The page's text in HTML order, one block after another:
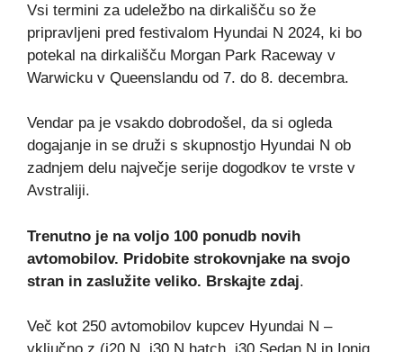
Vsi termini za udeležbo na dirkališču so že
pripravljeni pred festivalom Hyundai N 2024, ki bo
potekal na dirkališču Morgan Park Raceway v
Warwicku v Queenslandu od 7. do 8. decembra.
Vendar pa je vsakdo dobrodošel, da si ogleda
dogajanje in se druži s skupnostjo Hyundai N ob
zadnjem delu največje serije dogodkov te vrste v
Avstraliji.
Trenutno je na voljo 100 ponudb novih
avtomobilov. Pridobite strokovnjake na svojo
stran in zaslužite veliko. Brskajte zdaj.
Več kot 250 avtomobilov kupcev Hyundai N –